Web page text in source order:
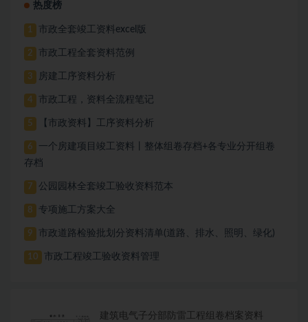
热度榜
1 市政全套竣工资料excel版
2 市政工程全套资料范例
3 房建工序资料分析
4 市政工程，资料全流程笔记
5 【市政资料】工序资料分析
6
一个房建项目竣工资料丨整体组卷存档+各专业分开组卷
存档
7 公园园林全套竣工验收资料范本
8 专项施工方案大全
9 市政道路检验批划分资料清单(道路、排水、照明、绿化)
10 市政工程竣工验收资料管理
建筑电气子分部防雷工程组卷档案资料